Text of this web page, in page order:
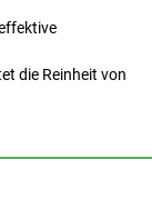
die Reinheit von